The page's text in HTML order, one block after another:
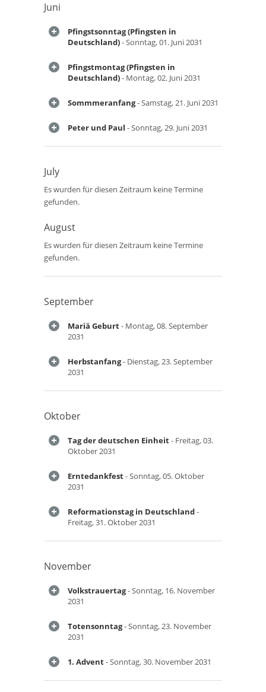
Juni
Pfingstsonntag (Pfingsten in
Deutschland)- Sonntag, 01. Juni 2031
Pfingstmontag (Pfingsten in
Deutschland)- Montag, 02. Juni 2031
Sommmeranfang- Samstag, 21. Juni 2031
Peter und Paul - Sonntag, 29. Juni 2031
July
Es wurden für diesen Zeitraum keine Termine
gefunden.
August
Es wurden für diesen Zeitraum keine Termine
gefunden.
September
Mariä Geburt- Montag, 08. September
2031
Herbstanfang- Dienstag, 23. September
2031
Oktober
Tag der deutschen Einheit- Freitag, 03.
Oktober 2031
Erntedankfest- Sonntag, 05. Oktober
2031
Reformationstag in Deutschland-
Freitag, 31. Oktober 2031
November
Volkstrauertag- Sonntag, 16. November
2031
Totensonntag- Sonntag, 23. November
2031
1. Advent- Sonntag, 30. November 2031